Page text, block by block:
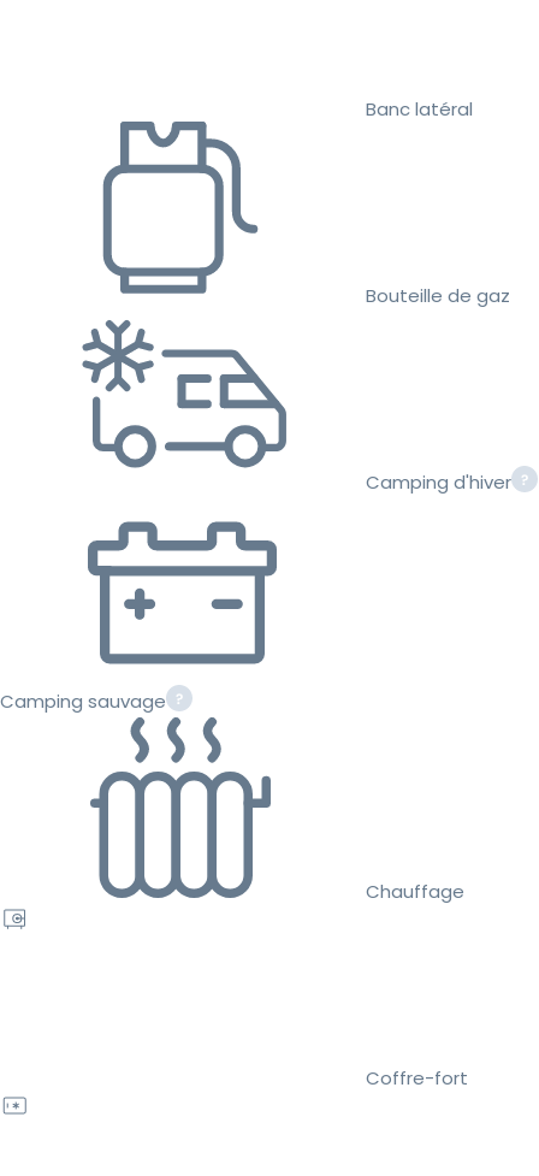
Banc latéral
Bouteille de gaz
Camping d'hiver
Camping sauvage
Chauffage
Coffre-fort